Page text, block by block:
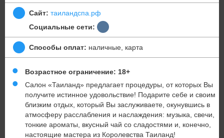
Сайт: таиландспа.рф
Социальные сети:
Способы оплат: наличные, карта
Возрастное ограничение: 18+
Салон «Таиланд» предлагает процедуры, от которых Вы
получите истинное удовольствие! Подарите себе и своим
близким отдых, который Вы заслуживаете, окунувшись в
атмосферу расслабления и наслаждения: музыка, свечи,
тонкие ароматы, вкусный чай со сладостями и, конечно,
настоящие мастера из Королевства Таиланд!